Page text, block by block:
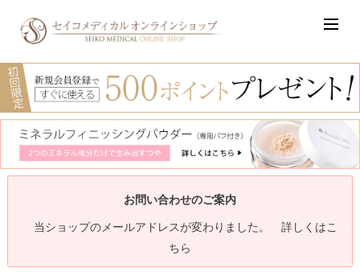
お問い合わせのご案内
当ショップのメールアドレスが変わりました。 詳しくはこ
ちら